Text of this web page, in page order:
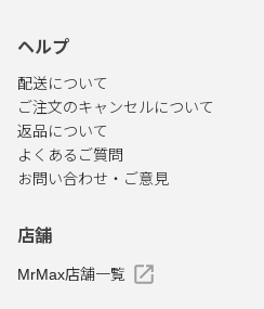
ヘルプ
配送について
ご注文のキャンセルについて
返品について
よくあるご質問
お問い合わせ・ご意見
店舗
MrMax店舗一覧